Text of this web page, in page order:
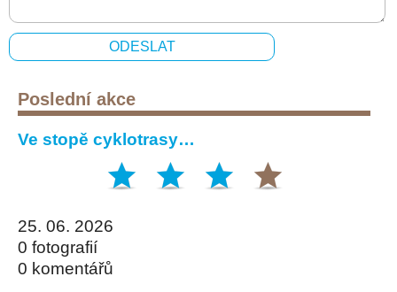
Poslední akce
Ve stopě cyklotrasy…
25. 06. 2026
0 fotografií
0 komentářů